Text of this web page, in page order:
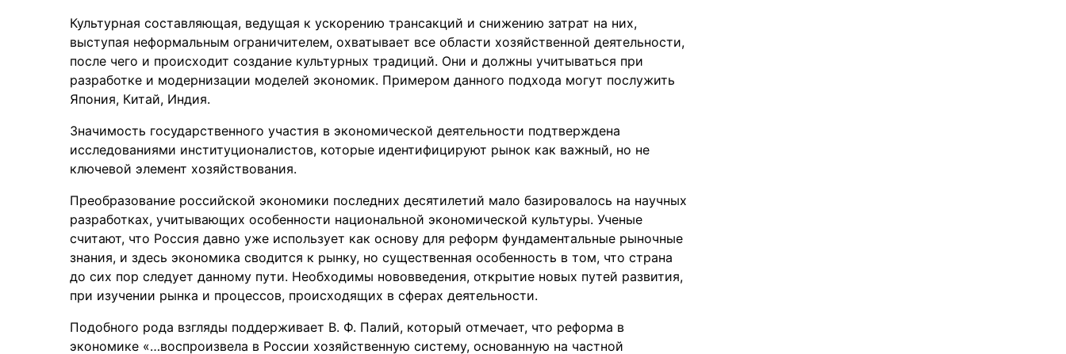
Культурная составляющая, ведущая к ускорению трансакций и снижению затрат на них,
выступая неформальным ограничителем, охватывает все области хозяйственной деятельности,
после чего и происходит создание культурных традиций. Они и должны учитываться при
разработке и модернизации моделей экономик. Примером данного подхода могут послужить
Япония, Китай, Индия.
Значимость государственного участия в экономической деятельности подтверждена
исследованиями институционалистов, которые идентифицируют рынок как важный, но не
ключевой элемент хозяйствования.
Преобразование российской экономики последних десятилетий мало базировалось на научных
разработках, учитывающих особенности национальной экономической культуры. Ученые
считают, что Россия давно уже использует как основу для реформ фундаментальные рыночные
знания, и здесь экономика сводится к рынку, но существенная особенность в том, что страна
до сих пор следует данному пути. Необходимы нововведения, открытие новых путей развития,
при изучении рынка и процессов, происходящих в сферах деятельности.
Подобного рода взгляды поддерживает В. Ф. Палий, который отмечает, что реформа в
экономике «…воспроизвела в России хозяйственную систему, основанную на частной